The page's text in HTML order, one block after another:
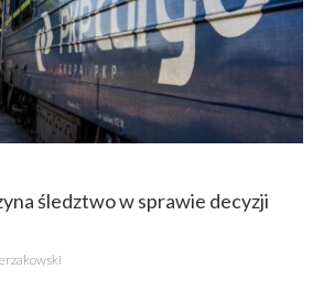
śledztwo w sprawie decyzji